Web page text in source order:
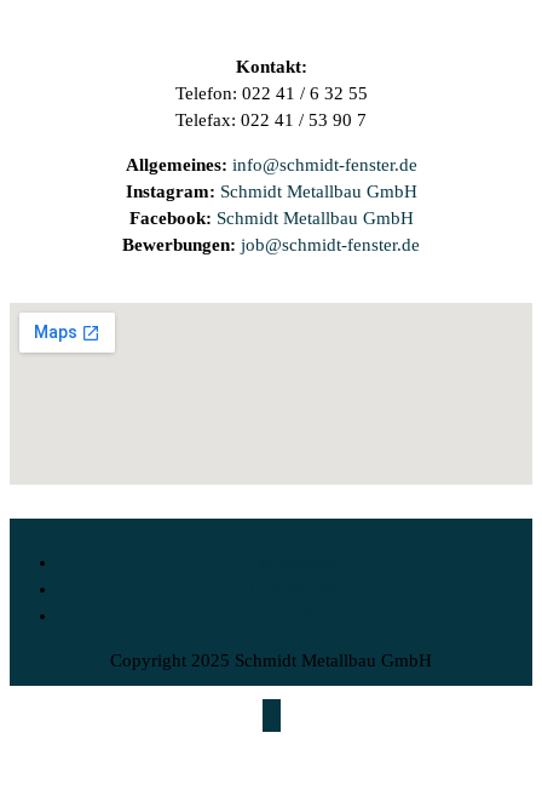
Kontakt:
Telefon: 022 41 / 6 32 55
Telefax: 022 41 / 53 90 7
Allgemeines: info@schmidt-fenster.de
Instagram: Schmidt Metallbau GmbH
Facebook: Schmidt Metallbau GmbH
Bewerbungen: job@schmidt-fenster.de
Copyright 2025 Schmidt Metallbau GmbH